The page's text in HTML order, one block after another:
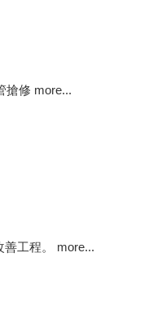
搶修 more...
工程。 more...